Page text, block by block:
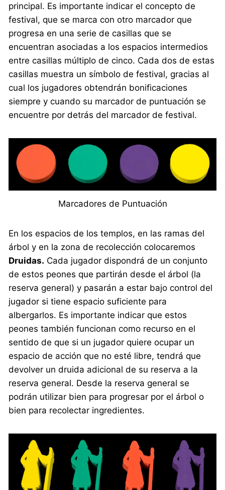
principal. Es importante indicar el concepto de
festival, que se marca con otro marcador que
progresa en una serie de casillas que se
encuentran asociadas a los espacios intermedios
entre casillas múltiplo de cinco. Cada dos de estas
casillas muestra un símbolo de festival, gracias al
cual los jugadores obtendrán bonificaciones
siempre y cuando su marcador de puntuación se
encuentre por detrás del marcador de festival.
Marcadores de Puntuación
En los espacios de los templos, en las ramas del
árbol y en la zona de recolección colocaremos
Druidas. Cada jugador dispondrá de un conjunto
de estos peones que partirán desde el árbol (la
reserva general) y pasarán a estar bajo control del
jugador si tiene espacio suficiente para
albergarlos. Es importante indicar que estos
peones también funcionan como recurso en el
sentido de que si un jugador quiere ocupar un
espacio de acción que no esté libre, tendrá que
devolver un druida adicional de su reserva a la
reserva general. Desde la reserva general se
podrán utilizar bien para progresar por el árbol o
bien para recolectar ingredientes.